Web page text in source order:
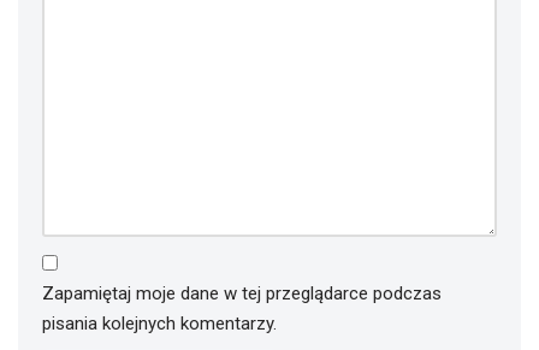
Zapamiętaj moje dane w tej przeglądarce podczas
pisania kolejnych komentarzy.